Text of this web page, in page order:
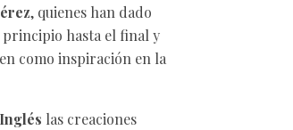
, quienes han dado
principio hasta el final y
como inspiración en la
las creaciones